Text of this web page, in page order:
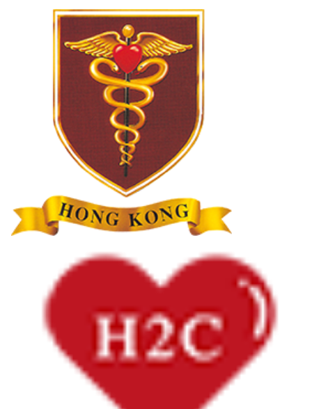
最新消息
為何愈想減卻愈難減？ 肥胖的惡性循
環，只是意志力不足嗎？ | 丁昭慧醫生
日期: 2026年3月12日
每逢佳節，派對與家庭聚餐接踵而來，大魚大肉往往
換來假期後體重秤上的「驚喜」。有研究顯示，長假
期後，部份人平均體重可增加超過一公斤。每每面對
餐桌上的盛宴，有些人會自我催眠：「食完再減！」
但在診症室裡，我更常見到的，卻是體重一次又一次
反覆上升、難以下降的真相。
為甚麼明明已經很努力控制，體重卻總是反彈？真的
是自制力不足嗎？